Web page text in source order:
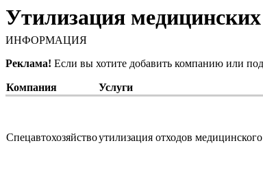
Утилизация
ИНФОРМАЦИЯ
Реклама! Если вы хотите добавить компанию или
Компания Услуги
Спецавтохозяйствоутилизация отходов